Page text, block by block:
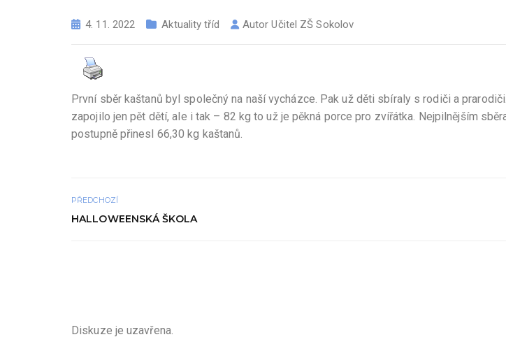
4. 11. 2022 Aktuality tříd AutorUčitel ZŠ Sokolov
První sběr kaštanů byl společný na naší vycházce. Pak už děti sbíraly s rodiči a
zapojilo jen pět dětí, ale i tak – 82 kg to už je pěkná porce pro zvířátka. Nejpilnějším
postupně přinesl 66,30 kg kaštanů.
PŘEDCHOZÍ
HALLOWEENSKÁ ŠKOLA
Diskuze je uzavřena.